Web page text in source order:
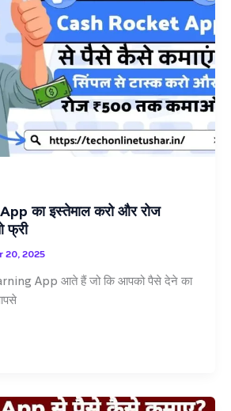
का इस्तेमाल करो और रोज
20, 2025
App आते हैं जो कि आपको पैसे देने का